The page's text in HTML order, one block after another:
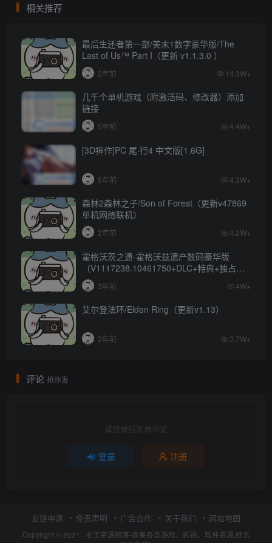
相关推荐
最后生还者第一部/美末1数字豪华版/The
Last of Us™ Part I（更新 v1.1.3.0 ）
2年前 14.3W+
几千个单机游戏（附激活码、修改器）添加
链接
5年前 4.4W+
[3D神作]PC 尾·行4 中文版[1.6G]
5年前 4.3W+
森林2森林之子/Son of Forest（更新v47869
单机网络联机）
2年前 4.2W+
霍格沃茨之遗-霍格沃兹遗产数码豪华版
（V1117238.10461750+DLC+特典+独占内
容）
3年前 4W+
艾尔登法环/Elden Ring（更新v1.13）
2年前 3.7W+
评论 抢沙发
请登录后发表评论
登录 注册
友链申请 免责声明 广告合作 关于我们 网站地图
Copyright © 2021 · 老王资源部落-收集各类游戏、影视、软件资源,好东